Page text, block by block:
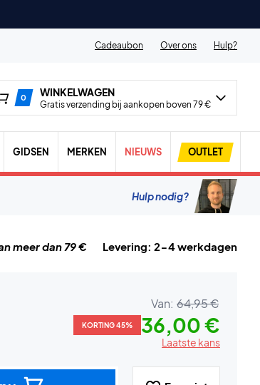
Cadeaubon Over ons Hulp?
0 WINKELWAGEN
Gratis verzending bij aankopen boven 79 €
GIDSEN MERKEN NIEUWS OUTLET
Hulp nodig?
meer dan 79 € Levering: 2-4 werkdagen
Van: 64,95 €
KORTING 45% 36,00 €
Laatste kans